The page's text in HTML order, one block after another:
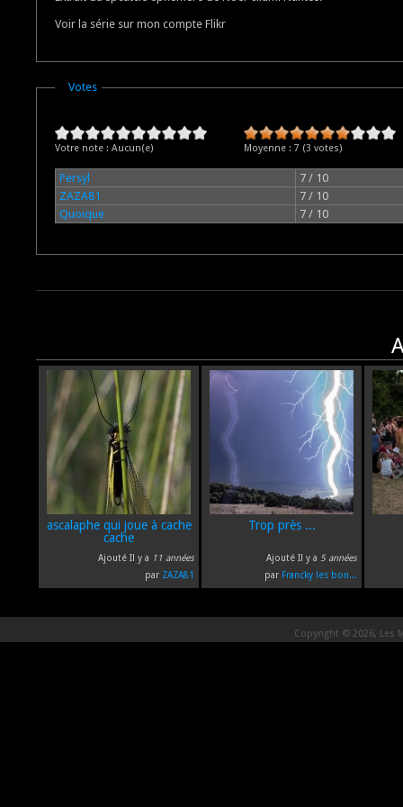
Voir la série sur mon compte Flikr
Masquer
Votes
Votre note : Aucun(e) Moyenne : 7 (3 votes)
Persyl
7 / 10
ZAZA81
7 / 10
Quoique
7 / 10
ascalaphe qui joue à cache
cache
Ajouté Il y a 11 années
par ZAZA81
Trop près ...
Ajouté Il y a 5 années
par Francky les bon...
Copyright © 2026, Les